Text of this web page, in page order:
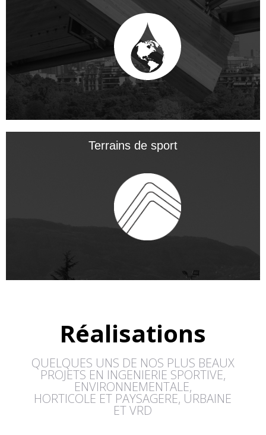
Terrains de sport
Réalisations
QUELQUES UNS DE NOS PLUS BEAUX
PROJETS EN INGENIERIE SPORTIVE,
ENVIRONNEMENTALE,
HORTICOLE ET PAYSAGERE, URBAINE
ET VRD